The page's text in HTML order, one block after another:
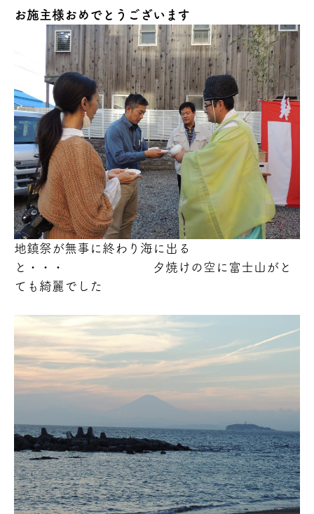
お施主様おめでとうございます
地鎮祭が無事に終わり海に出る
と・・・ 夕焼けの空に富士山がと
ても綺麗でした